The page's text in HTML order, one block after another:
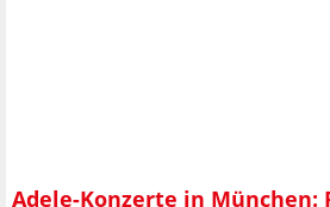
Adele-Konzerte in München: